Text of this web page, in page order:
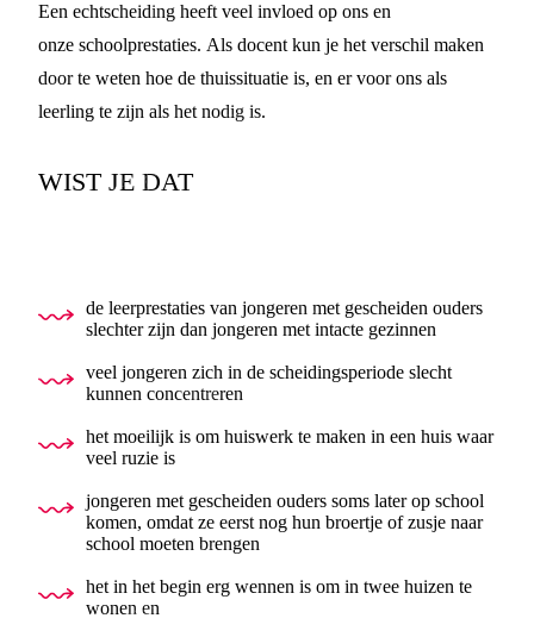
Een echtscheiding heeft veel invloed op ons en
onze schoolprestaties. Als docent kun je het verschil maken
door te weten hoe de thuissituatie is, en er voor ons als
leerling te zijn als het nodig is.
WIST JE DAT
de leerprestaties van jongeren met gescheiden ouders
slechter zijn dan jongeren met intacte gezinnen
veel jongeren zich in de scheidingsperiode slecht
kunnen concentreren
het moeilijk is om huiswerk te maken in een huis waar
veel ruzie is
jongeren met gescheiden ouders soms later op school
komen, omdat ze eerst nog hun broertje of zusje naar
school moeten brengen
het in het begin erg wennen is om in twee huizen te
wonen en